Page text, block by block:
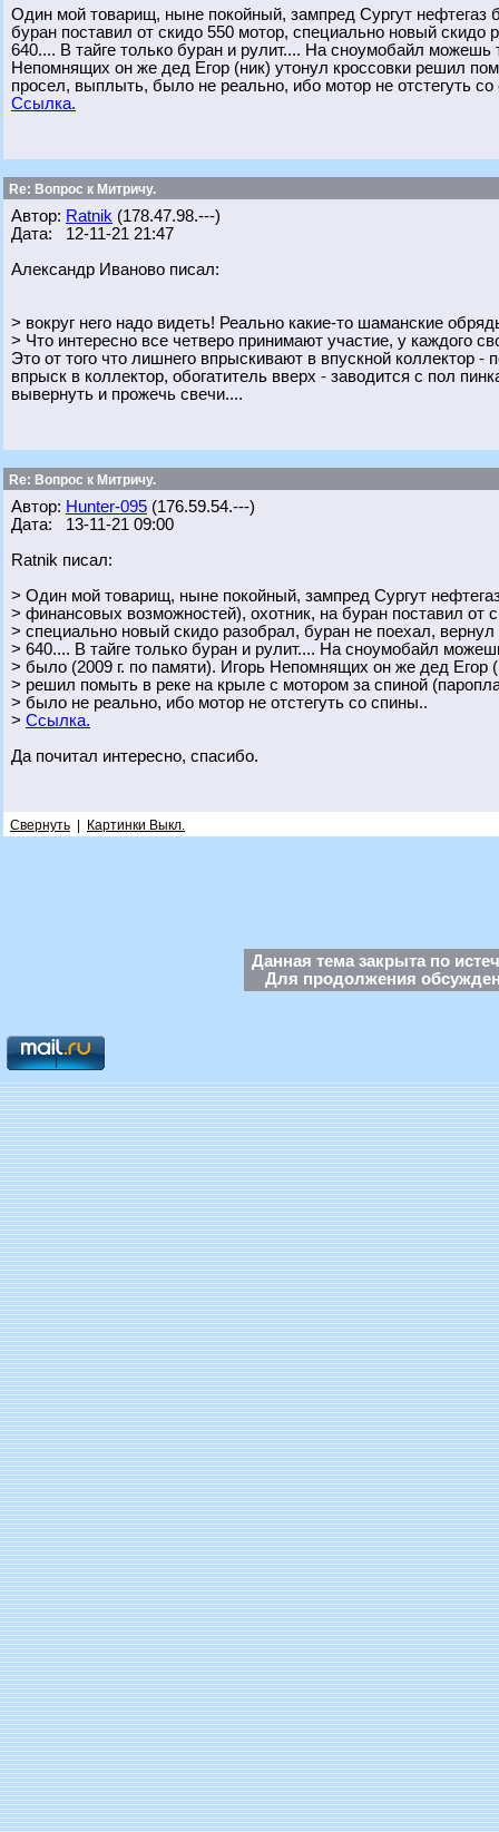
Один мой товарищ, ныне покойный, зампред Сургут нефтегаз
буран поставил от скидо 550 мотор, специально новый скидо
640.... В тайге только буран и рулит.... На сноумобайл
Непомнящих он же дед Егор (ник) утонул кроссовки решил
просел, выплыть, было не реально, ибо мотор не отстегуть
Ссылка.
Re: Вопрос к Митричу.
Автор: Ratnik (178.47.98.---)
Дата: 12-11-21 21:47
Александр Иваново писал:
> вокруг него надо видеть! Реально какие-то шаманские
> Что интересно все четверо принимают участие, у каждого
Это от того что лишнего впрыскивают в впускной коллектор
впрыск в коллектор, обогатитель вверх - заводится с пол
вывернуть и прожечь свечи....
Re: Вопрос к Митричу.
Автор: Hunter-095 (176.59.54.---)
Дата: 13-11-21 09:00
Ratnik писал:
> Один мой товарищ, ныне покойный, зампред Сургут
> финансовых возможностей), охотник, на буран поставил от
> специально новый скидо разобрал, буран не поехал, вернул
> 640.... В тайге только буран и рулит.... На сноумобайл
> было (2009 г. по памяти). Игорь Непомнящих он же дед Егор
> решил помыть в реке на крыле с мотором за спиной
> было не реально, ибо мотор не отстегуть со спины..
> Ссылка.
Да почитал интересно, спасибо.
Свернуть Картинки Выкл.
Данная тема закрыта по
Для продолжения